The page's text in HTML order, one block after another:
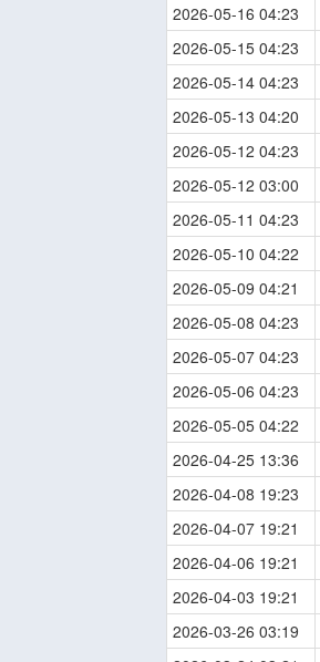
2026-05-16 04:23
2026-05-15 04:23
2026-05-14 04:23
2026-05-13 04:20
2026-05-12 04:23
2026-05-12 03:00
2026-05-11 04:23
2026-05-10 04:22
2026-05-09 04:21
2026-05-08 04:23
2026-05-07 04:23
2026-05-06 04:23
2026-05-05 04:22
2026-04-25 13:36
2026-04-08 19:23
2026-04-07 19:21
2026-04-06 19:21
2026-04-03 19:21
2026-03-26 03:19